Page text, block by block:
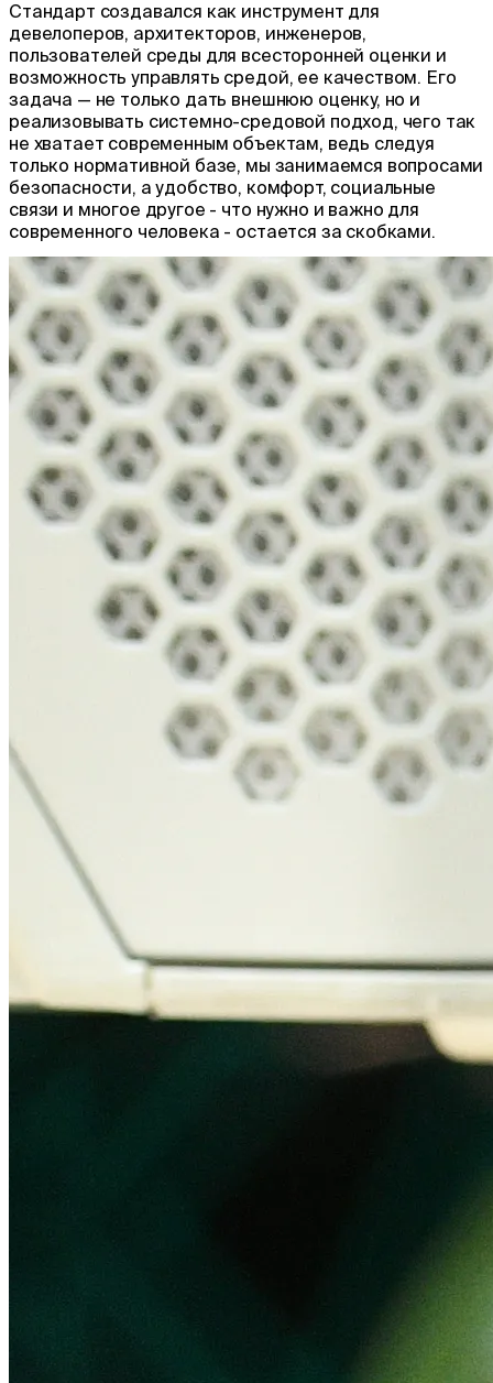
Стандарт создавался как инструмент для
девелоперов, архитекторов, инженеров,
пользователей среды для всесторонней оценки и
возможность управлять средой, ее качеством. Его
задача — не только дать внешнюю оценку, но и
реализовывать системно-средовой подход, чего так
не хватает современным объектам, ведь следуя
только нормативной базе, мы занимаемся вопросами
безопасности, а удобство, комфорт, социальные
связи и многое другое - что нужно и важно для
современного человека - остается за скобками.